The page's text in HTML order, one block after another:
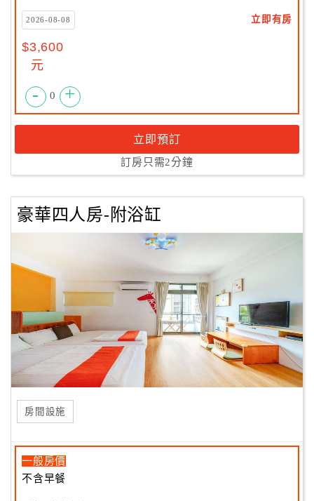
2026-08-08 立即有房
$3,600
元
- 0 +
立即預訂
訂房只需2分鐘
豪華四人房-附浴缸
房間設施
一般房價
不含早餐